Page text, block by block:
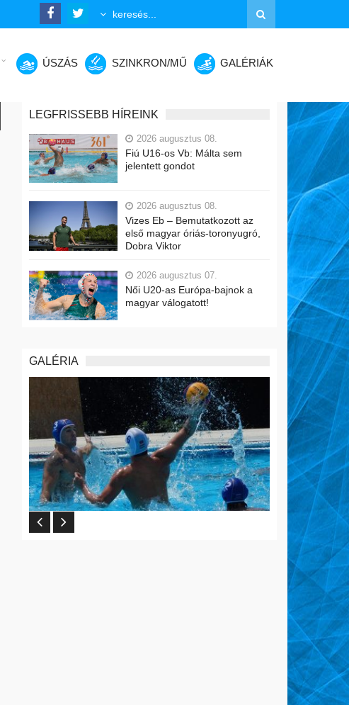
ÚSZÁS SZINKRON/MŰ GALÉRIÁK
LEGFRISSEBB HÍREINK
2026 augusztus 08.
Fiú U16-os Vb: Málta sem
jelentett gondot
2026 augusztus 08.
Vizes Eb – Bemutatkozott az
első magyar óriás-toronyugró,
Dobra Viktor
2026 augusztus 07.
Női U20-as Európa-bajnok a
magyar válogatott!
GALÉRIA